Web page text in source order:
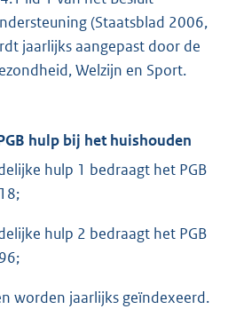
(Staatsblad 2006,
jaarlijks aangepast door de
Welzijn en Sport.
hulp bij het huishouden
hulp 1 bedraagt het PGB
hulp 2 bedraagt het PGB
worden jaarlijks geïndexeerd.